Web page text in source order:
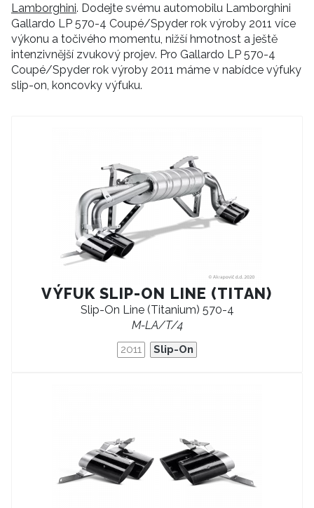
Lamborghini. Dodejte svému automobilu Lamborghini
Gallardo LP 570-4 Coupé/Spyder rok výroby 2011 více
výkonu a točivého momentu, nižší hmotnost a ještě
intenzivnější zvukový projev. Pro Gallardo LP 570-4
Coupé/Spyder rok výroby 2011 máme v nabídce výfuky
slip-on, koncovky výfuku.
VÝFUK SLIP-ON LINE (TITAN)
Slip-On Line (Titanium) 570-4
M-LA/T/4
2011 Slip-On